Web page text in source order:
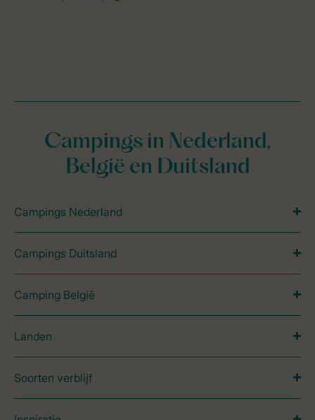
Campings in Nederland,
België en Duitsland
Campings Nederland
Campings Duitsland
Camping België
Landen
Soorten verblijf